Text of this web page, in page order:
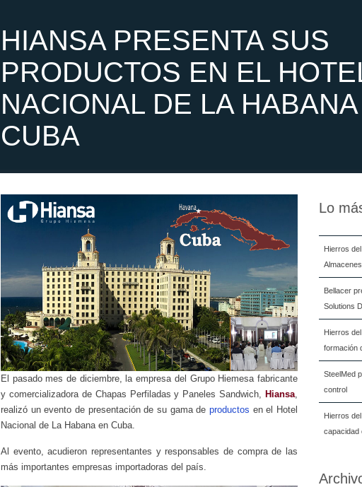
HIANSA PRESENTA SUS
PRODUCTOS EN EL
NACIONAL DE LA
CUBA
Lo
Hierros
Almacenes
Bellacer
Solutions
Hierros
formación
SteelMed
control
Hierros
capacidad
El pasado mes de diciembre, la empresa del Grupo Hiemesa fabricante
y comercializadora de Chapas Perfiladas y Paneles Sandwich, Hiansa,
realizó un evento de presentación de su gama de productos en el Hotel
Nacional de La Habana en Cuba.
Al evento, acudieron representantes y responsables de compra de las
más importantes empresas importadoras del país.